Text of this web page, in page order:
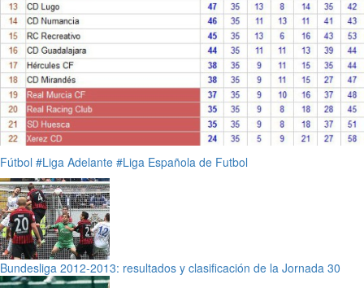
Fútbol #Liga Adelante #Liga Española de Futbol
Bundesliga 2012-2013: resultados y clasificación de la Jornada 30